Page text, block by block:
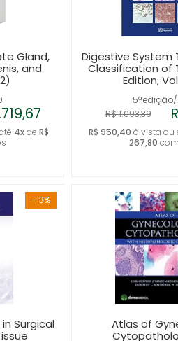
Gland,
and
4xde R$
5ªedição/
Digestive System
Classification of
Edition,
R$ 1.093,39
R$ 950,40 à vista ou
267,80
-13%
Surgical
Atlas of